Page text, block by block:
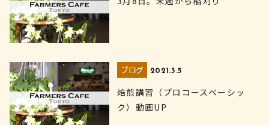
ブログ 2021.3.5
焙煎講習（プロコースベーシッ
ク）動画UP